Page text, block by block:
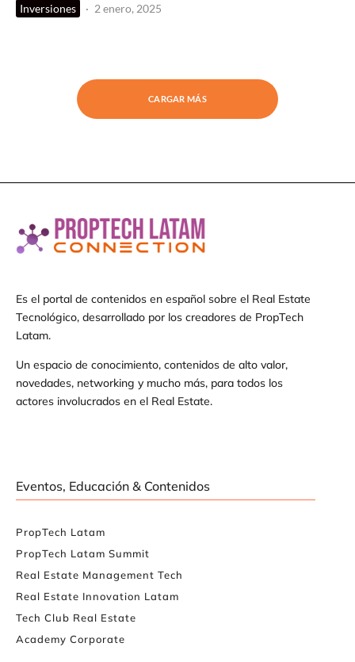
Inversiones · 2 enero, 2025
CARGAR MÁS
Es el portal de contenidos en español sobre el Real Estate
Tecnológico, desarrollado por los creadores de PropTech
Latam.
Un espacio de conocimiento, contenidos de alto valor,
novedades, networking y mucho más, para todos los
actores involucrados en el Real Estate.
Eventos, Educación & Contenidos
PropTech Latam
PropTech Latam Summit
Real Estate Management Tech
Real Estate Innovation Latam
Tech Club Real Estate
Academy Corporate